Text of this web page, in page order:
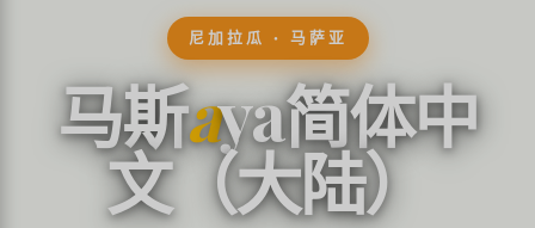
尼加拉瓜 · 马萨亚
马斯aya简体中
文（大陆）